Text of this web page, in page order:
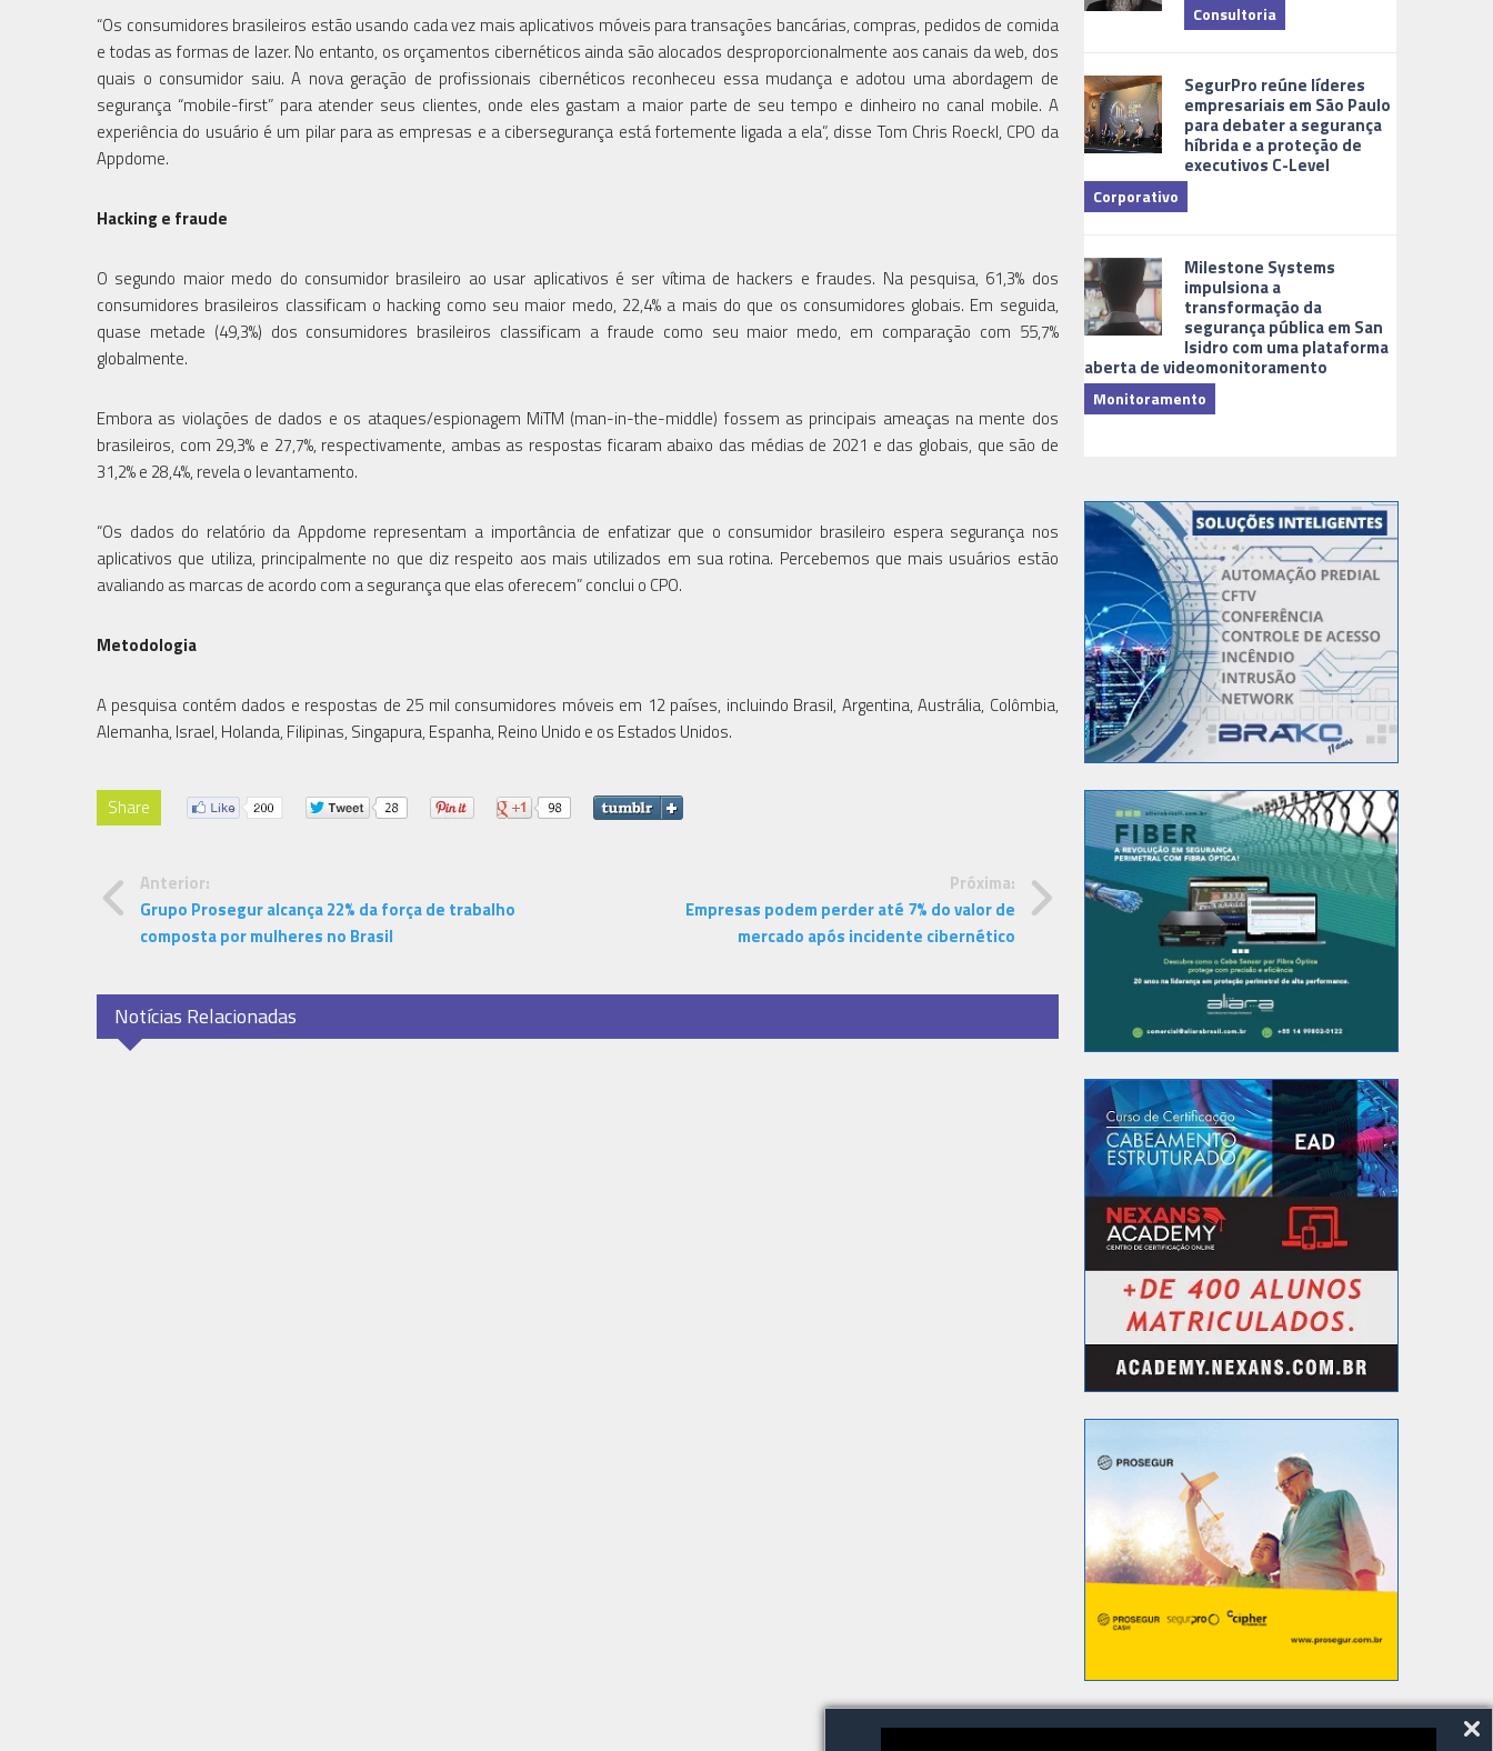
“Os consumidores brasileiros estão usando cada vez mais aplicativos móveis para transações bancárias, compras, pedidos de comida
e todas as formas de lazer. No entanto, os orçamentos cibernéticos ainda são alocados desproporcionalmente aos canais da web, dos
quais o consumidor saiu. A nova geração de profissionais cibernéticos reconheceu essa mudança e adotou uma abordagem de
segurança “mobile-first” para atender seus clientes, onde eles gastam a maior parte de seu tempo e dinheiro no canal mobile. A
experiência do usuário é um pilar para as empresas e a cibersegurança está fortemente ligada a ela”, disse Tom Chris Roeckl, CPO da
Appdome.
Hacking e fraude
O segundo maior medo do consumidor brasileiro ao usar aplicativos é ser vítima de hackers e fraudes. Na pesquisa, 61,3% dos
consumidores brasileiros classificam o hacking como seu maior medo, 22,4% a mais do que os consumidores globais. Em seguida,
quase metade (49,3%) dos consumidores brasileiros classificam a fraude como seu maior medo, em comparação com 55,7%
globalmente.
Embora as violações de dados e os ataques/espionagem MiTM (man-in-the-middle) fossem as principais ameaças na mente dos
brasileiros, com 29,3% e 27,7%, respectivamente, ambas as respostas ficaram abaixo das médias de 2021 e das globais, que são de
31,2% e 28,4%, revela o levantamento.
“Os dados do relatório da Appdome representam a importância de enfatizar que o consumidor brasileiro espera segurança nos
aplicativos que utiliza, principalmente no que diz respeito aos mais utilizados em sua rotina. Percebemos que mais usuários estão
avaliando as marcas de acordo com a segurança que elas oferecem” conclui o CPO.
Metodologia
A pesquisa contém dados e respostas de 25 mil consumidores móveis em 12 países, incluindo Brasil, Argentina, Austrália, Colômbia,
Alemanha, Israel, Holanda, Filipinas, Singapura, Espanha, Reino Unido e os Estados Unidos.
Share
Anterior:
Grupo Prosegur alcança 22% da força de trabalho
composta por mulheres no Brasil
Próxima:
Empresas podem perder até 7% do valor de
mercado após incidente cibernético
Notícias Relacionadas
Consultoria
SegurPro reúne líderes
empresariais em São Paulo
para debater a segurança
híbrida e a proteção de
executivos C-Level
Corporativo
Milestone Systems
impulsiona a
transformação da
segurança pública em San
Isidro com uma plataforma
aberta de videomonitoramento
Monitoramento